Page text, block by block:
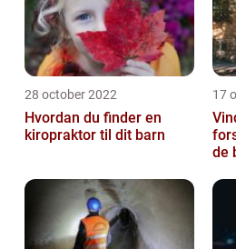
28 october 2022
Hvordan du finder en
kiropraktor til dit barn
17
de